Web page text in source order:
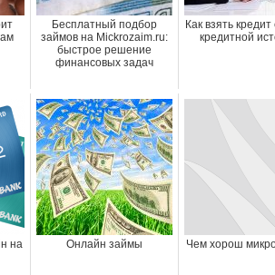
Бесплатный подбор
займов на Mickrozaim.ru:
быстрое решение
финансовых задач
Как взять
кредитной
на
Онлайн займы Чем хорош